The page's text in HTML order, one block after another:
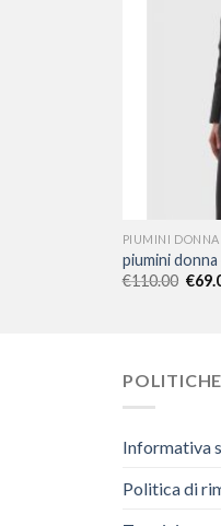
PIUMINI
piumini donna
€110.00 €
POLITICHE
Informativa
Politica di